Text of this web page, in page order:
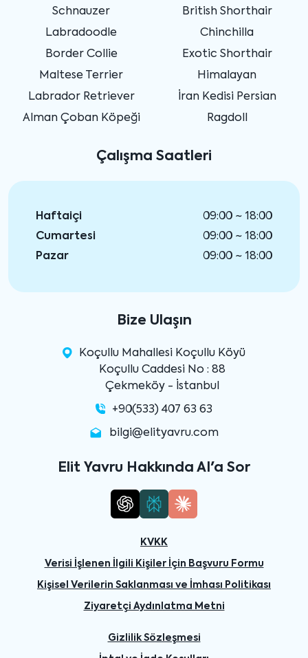
Schnauzer
Labradoodle
Border Collie
Maltese Terrier
Labrador Retriever
Alman Çoban Köpeği
British Shorthair
Chinchilla
Exotic Shorthair
Himalayan
İran Kedisi Persian
Ragdoll
Çalışma Saatleri
Haftaiçi
09:00 ~ 18:00
Cumartesi
09:00 ~ 18:00
Pazar
09:00 ~ 18:00
Bize Ulaşın
Koçullu Mahallesi Koçullu Köyü
Koçullu Caddesi No : 88
Çekmeköy - İstanbul
+90(533) 407 63 63
bilgi@elityavru.com
Elit Yavru Hakkında AI'a Sor
KVKK
Verisi İşlenen İlgili Kişiler İçin Başvuru Formu
Kişisel Verilerin Saklanması ve İmhası Politikası
Ziyaretçi Aydınlatma Metni
Gizlilik Sözleşmesi